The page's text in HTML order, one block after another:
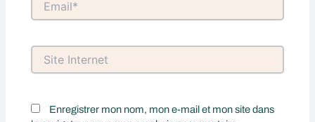
Internet
Enregistrer mon nom, mon e-mail et mon site dans